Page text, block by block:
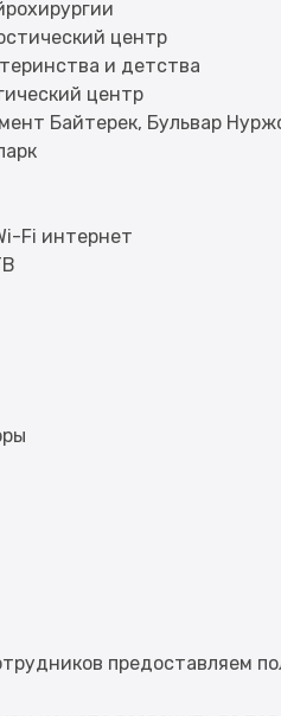
центр
и детства
центр
Байтерек, Бульвар
Fi интернет
предоставляем